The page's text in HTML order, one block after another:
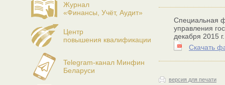
Журнал
«Финансы, Учёт, Аудит»
Центр
повышения квалификации
Telegram-канал Минфин
Беларуси
Специальная
управления
декабря 2015 г.
Скачать
версия для печати